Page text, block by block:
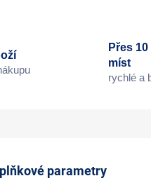
Přes
míst
rychlé a
parametry